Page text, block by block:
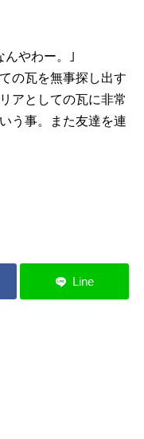
んやわー。｣
の瓦を無事探し出す
アとしての瓦に非常
う事。また友達を連